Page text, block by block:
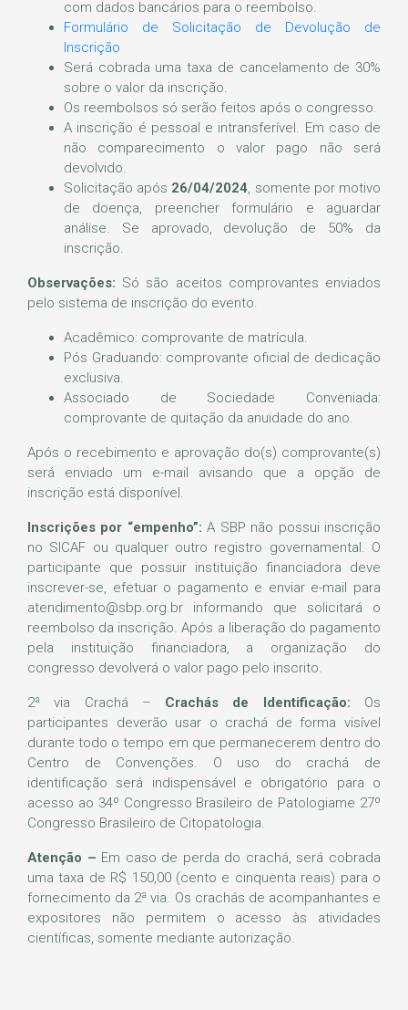
com dados bancários para o reembolso.
Formulário de Solicitação de Devolução de
Inscrição
Será cobrada uma taxa de cancelamento de 30%
sobre o valor da inscrição.
Os reembolsos só serão feitos após o congresso.
A inscrição é pessoal e intransferível. Em caso de
não comparecimento o valor pago não será
devolvido.
Solicitação após 26/04/2024, somente por motivo
de doença, preencher formulário e aguardar
análise. Se aprovado, devolução de 50% da
inscrição.
Observações: Só são aceitos comprovantes enviados
pelo sistema de inscrição do evento.
Acadêmico: comprovante de matrícula.
Pós Graduando: comprovante oficial de dedicação
exclusiva.
Associado de Sociedade Conveniada:
comprovante de quitação da anuidade do ano.
Após o recebimento e aprovação do(s) comprovante(s)
será enviado um e-mail avisando que a opção de
inscrição está disponível.
Inscrições por “empenho”: A SBP não possui inscrição
no SICAF ou qualquer outro registro governamental. O
participante que possuir instituição financiadora deve
inscrever-se, efetuar o pagamento e enviar e-mail para
atendimento@sbp.org.br informando que solicitará o
reembolso da inscrição. Após a liberação do pagamento
pela instituição financiadora, a organização do
congresso devolverá o valor pago pelo inscrito.
2ª via Crachá – Crachás de Identificação: Os
participantes deverão usar o crachá de forma visível
durante todo o tempo em que permanecerem dentro do
Centro de Convenções. O uso do crachá de
identificação será indispensável e obrigatório para o
acesso ao 34º Congresso Brasileiro de Patologiame 27º
Congresso Brasileiro de Citopatologia.
Atenção – Em caso de perda do crachá, será cobrada
uma taxa de R$ 150,00 (cento e cinquenta reais) para o
fornecimento da 2ª via. Os crachás de acompanhantes e
expositores não permitem o acesso às atividades
científicas, somente mediante autorização.